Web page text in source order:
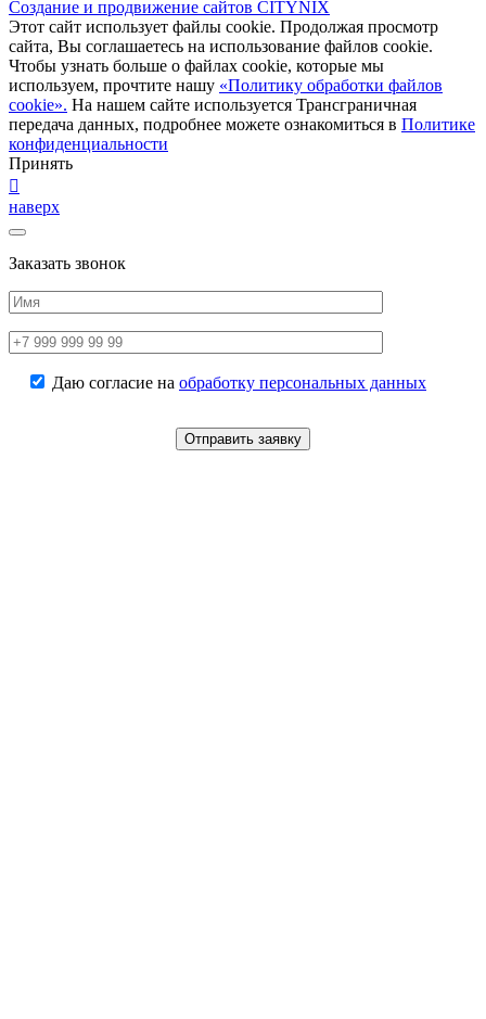
Создание и продвижение сайтов CITYNIX
Этот сайт использует файлы cookie. Продолжая просмотр
сайта, Вы соглашаетесь на использование файлов cookie.
Чтобы узнать больше о файлах cookie, которые мы
используем, прочтите нашу «Политику обработки файлов
cookie». На нашем сайте используется Трансграничная
передача данных, подробнее можете ознакомиться в Политике
конфиденциальности
Принять
наверх
Заказать звонок
Даю согласие на обработку персональных данных